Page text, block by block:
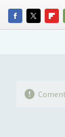
FACEBOOKTWITTER